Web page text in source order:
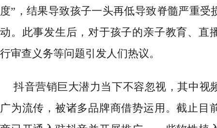
度”，结果导致孩子一头再低导致脊髓严重受
动。此事发生后，对于孩子的亲子教育、直
行审查义务等问题引发人们热议。
抖音营销巨大潜力当下不容忽视，其中视
广为流传，被诸多品牌商借势运用。截止目